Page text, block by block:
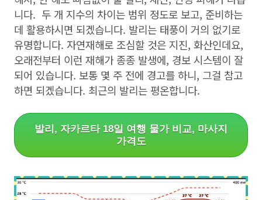
니다. 두 개 지수의 차이는 범위 정도로 보고, 준비하는
데 활용하시면 되겠습니다. 발리는 태풍이 거의 없기로
유명합니다. 자연재해로 조심할 것은 지진, 화산인데요,
오래전부터 이런 재해가 종종 발생에, 경보 시스템이 잘
되어 있습니다. 보통 몇 주 전에 경고를 하니, 그걸 참고
하면 되겠습니다. 최근의 발리는 평온합니다.
발리, 자카르타 18일 여행 물가 비교, 마사지
가격도